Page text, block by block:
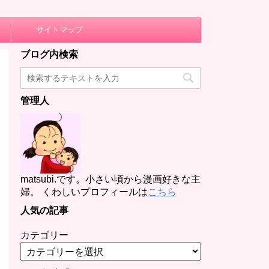
サイトマップ
ブログ内検索
管理人
matsubi.です。小さい頃から漫画好きな主
婦。 くわしいプロフィールはこちら
人気の記事
カテゴリー